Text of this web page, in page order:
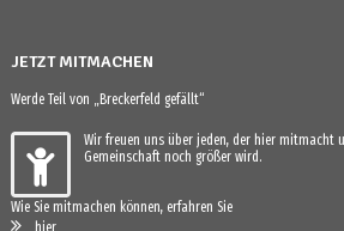
JETZT MITMACHEN
Werde Teil von „Breckerfeld gefällt“
Wir freuen uns über jeden, der hier mitmacht
Gemeinschaft noch größer wird.
Wie Sie mitmachen können, erfahren Sie